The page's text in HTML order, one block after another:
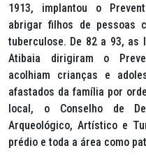
1913, implantou o
abrigar filhos de pessoas
tuberculose. De 82 a 93, as
Atibaia dirigiram o
acolhiam crianças e
afastados da família por
local, o Conselho de
Arqueológico, Artístico e
prédio e toda a área como